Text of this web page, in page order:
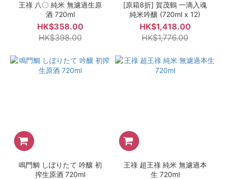
王祿 八〇 純米 無濾過生原
酒 720ml
HK$358.00
HK$398.00
[原箱8折] 賀茂鶴 一滴入魂
純米吟釀 (720ml x 12)
HK$1,418.00
HK$1,776.00
鳴門鯛 しぼりたて 吟釀 初
搾生原酒 720ml
王祿 超王祿 純米 無濾過本
生 720ml